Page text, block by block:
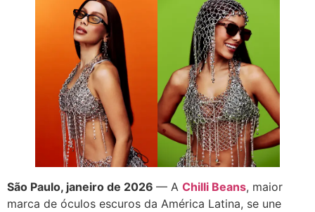
São Paulo, janeiro de 2026 — A Chilli Beans, maior
marca de óculos escuros da América Latina, se une